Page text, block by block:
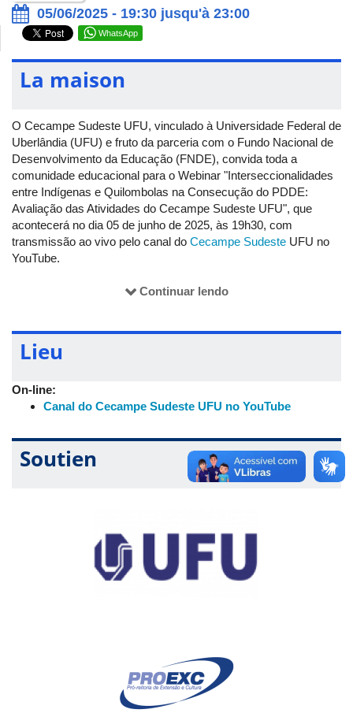
05/06/2025 - 19:30 jusqu'à 23:00
WhatsApp
La maison
O Cecampe Sudeste UFU, vinculado à Universidade Federal de
Uberlândia (UFU) e fruto da parceria com o Fundo Nacional de
Desenvolvimento da Educação (FNDE), convida toda a
comunidade educacional para o Webinar "Interseccionalidades
entre Indígenas e Quilombolas na Consecução do PDDE:
Avaliação das Atividades do Cecampe Sudeste UFU", que
acontecerá no dia 05 de junho de 2025, às 19h30, com
transmissão ao vivo pelo canal do Cecampe Sudeste UFU no
YouTube.
escolas diferenciadas, com foco especial na política de
Direto na Escola (PDDE), promovendo a popularização
científica e o fortalecimento de práticas de gestão que
indígenas e quilombolas.
Os convidados(as) são: Josué Carvalho Kanhgág - (Fórum
na Unversidade Federal de Santa Catarina (UFSC) e referência
na formação de professores indígenas e na formulação de
políticas públicas de financiamento para a educação escolar
(Universidade Federal do Rio de Janeiro), pesquisadora e
autora, com atuação destacada nas áreas de educação
quilombola e relações étnico-raciais.
preencher o formulário de presença disponível durante o
Continuar lendo
Lieu
On-line:
Canal do Cecampe Sudeste UFU no YouTube
Soutien